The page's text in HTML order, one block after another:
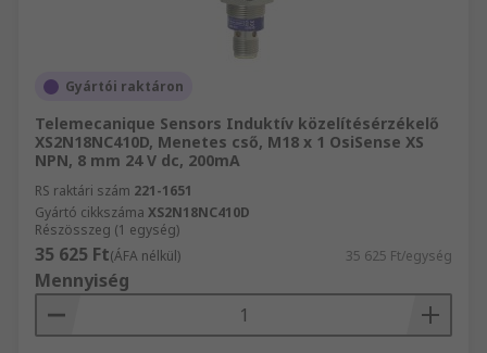
Gyártói raktáron
Telemecanique Sensors Induktív közelítésérzékelő
XS2N18NC410D, Menetes cső, M18 x 1 OsiSense XS
NPN, 8 mm 24 V dc, 200mA
RS raktári szám 221-1651
Gyártó cikkszáma XS2N18NC410D
Részösszeg (1 egység)
35 625 Ft(ÁFA nélkül) 35 625 Ft/egység
Mennyiség